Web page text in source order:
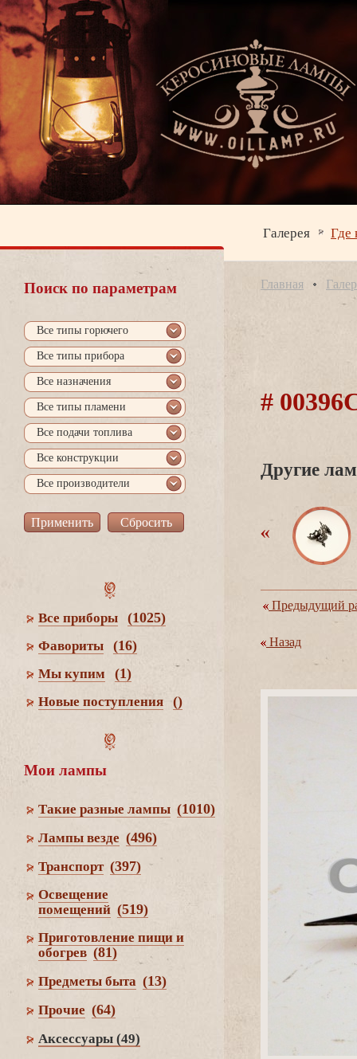
Галерея Где
Поиск по параметрам
се типы горючего
се типы прибора
се назначения
се типы пламени
се подачи топлива
се конструкции
се производители
се приборы (1025)
Фавориты (16)
Мы купим (1)
Новые поступления ()
Мои лампы
Такие разные лампы (1010)
Лампы везде (496)
Транспорт (397)
Освещение
помещений (519)
Приготовление пищи и
обогре (81)
Предметы быта (13)
Прочие (64)
Аксессуары (49)
Главная
#
Другие
Предыдущий
Назад